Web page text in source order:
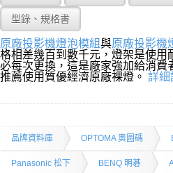
型錄、規格書
原廠投影機燈泡模組與原廠投影機
格相差幾百到數千元，燈架是使用
必每次更換，這是廠家強加給消費
推薦使用質優經濟原廠裸燈。 詳細
品牌資料庫 OPTOMA 奧圖碼
Panasonic 松下 BENQ 明碁